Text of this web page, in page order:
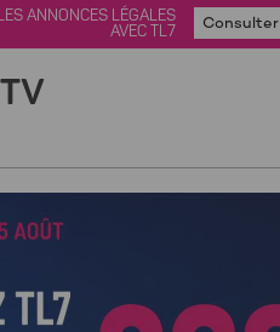
LES ANNONCES LÉGALES
AVEC TL7
Consulter